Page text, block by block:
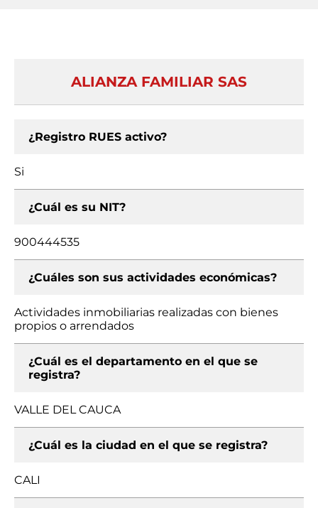
ALIANZA FAMILIAR SAS
¿Registro RUES activo?
Si
¿Cuál es su NIT?
900444535
¿Cuáles son sus actividades económicas?
Actividades inmobiliarias realizadas con bienes
propios o arrendados
¿Cuál es el departamento en el que se
registra?
VALLE DEL CAUCA
¿Cuál es la ciudad en el que se registra?
CALI